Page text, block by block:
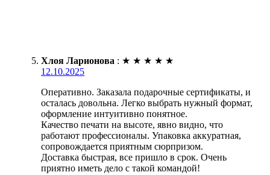
Хлоя Ларионова : ★ ★ ★ ★ ★
12.10.2025
Оперативно. Заказала подарочные сертификаты, и
осталась довольна. Легко выбрать нужный формат,
оформление интуитивно понятное.
Качество печати на высоте, явно видно, что
работают профессионалы. Упаковка аккуратная,
сопровождается приятным сюрпризом.
Доставка быстрая, все пришло в срок. Очень
приятно иметь дело с такой командой!